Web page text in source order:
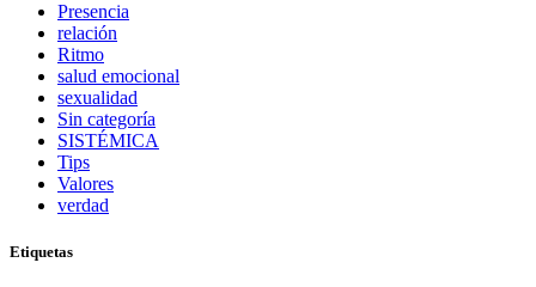
Presencia
relación
Ritmo
salud emocional
sexualidad
Sin categoría
SISTÉMICA
Tips
Valores
verdad
Etiquetas